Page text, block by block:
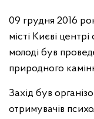
09 грудня 2016
місті Києві
молоді був
природного
Захід був
отримувачів